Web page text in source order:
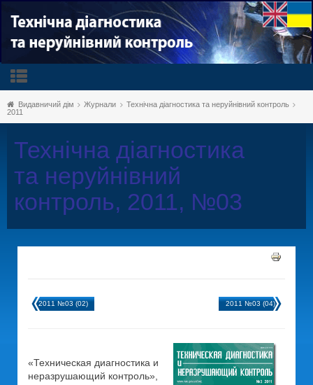
Видавничий дім Журнали
Технічна діагностика та неруйнівний контроль
2011
Технічна діагностика
та неруйнівний
контроль, 2011, №03
2011 №03 (02) 2011 №03 (04)
«Техническая диагностика и
неразрушающий контроль»,